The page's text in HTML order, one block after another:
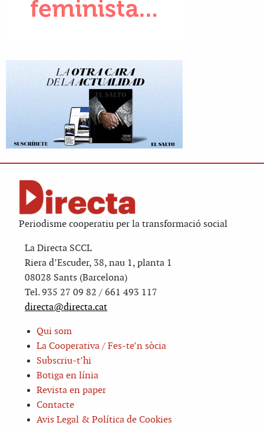
Periodisme cooperatiu per la transformació social
La Directa SCCL
Riera d’Escuder, 38, nau 1, planta 1
08028 Sants (Barcelona)
Tel. 935 27 09 82 / 661 493 117
directa@directa.cat
Qui som
La Cooperativa / Fes-te’n sòcia
Subscriu-t’hi
Botiga en línia
Revista en paper
Contacte
Avis Legal & Política de Cookies